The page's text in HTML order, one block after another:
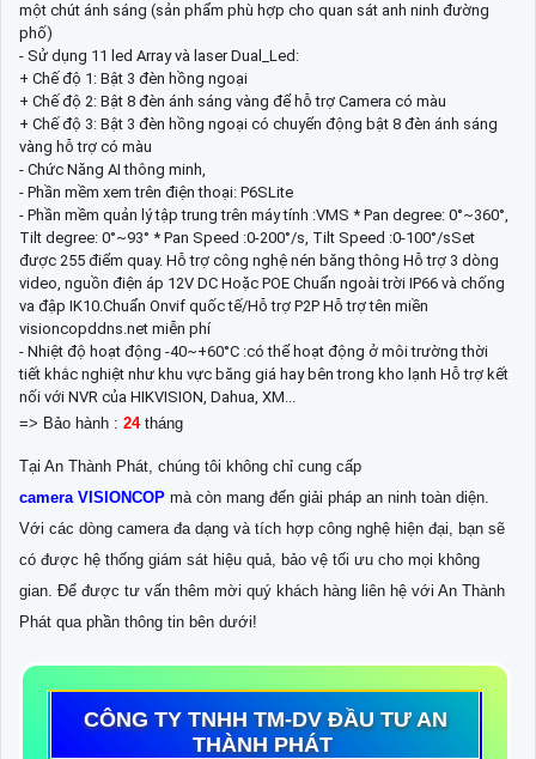
một chút ánh sáng (sản phẩm phù hợp cho quan sát anh ninh đường
phố)
- Sử dụng 11 led Array và laser Dual_Led:
+ Chế độ 1: Bật 3 đèn hồng ngoại
+ Chế độ 2: Bật 8 đèn ánh sáng vàng để hỗ trợ Camera có màu
+ Chế độ 3: Bật 3 đèn hồng ngoại có chuyển động bật 8 đèn ánh sáng
vàng hỗ trợ có màu
- Chức Năng AI thông minh,
- Phần mềm xem trên điện thoại: P6SLite
- Phần mềm quản lý tập trung trên máy tính :VMS * Pan degree: 0°~360°,
Tilt degree: 0°~93° * Pan Speed :0-200°/s, Tilt Speed :0-100°/sSet
được 255 điểm quay. Hỗ trợ công nghệ nén băng thông Hỗ trợ 3 dòng
video, nguồn điện áp 12V DC Hoặc POE Chuẩn ngoài trời IP66 và chống
va đập IK10.Chuẩn Onvif quốc tế/Hỗ trợ P2P Hỗ trợ tên miền
visioncopddns.net miễn phí
- Nhiệt độ hoạt động -40~+60°C :có thể hoạt động ở môi trường thời
tiết khắc nghiệt như khu vực băng giá hay bên trong kho lạnh Hỗ trợ kết
nối với NVR của HIKVISION, Dahua, XM...
=> Bảo hành : 24tháng
Tại An Thành Phát, chúng tôi không chỉ cung cấp
camera VISIONCOP mà còn mang đến giải pháp an ninh toàn diện.
Với các dòng camera đa dạng và tích hợp công nghệ hiện đại, bạn sẽ
có được hệ thống giám sát hiệu quả, bảo vệ tối ưu cho mọi không
gian. Để được tư vấn thêm mời quý khách hàng liên hệ với An Thành
Phát qua phần thông tin bên dưới!
CÔNG TY TNHH TM-DV ĐẦU TƯ AN
THÀNH PHÁT